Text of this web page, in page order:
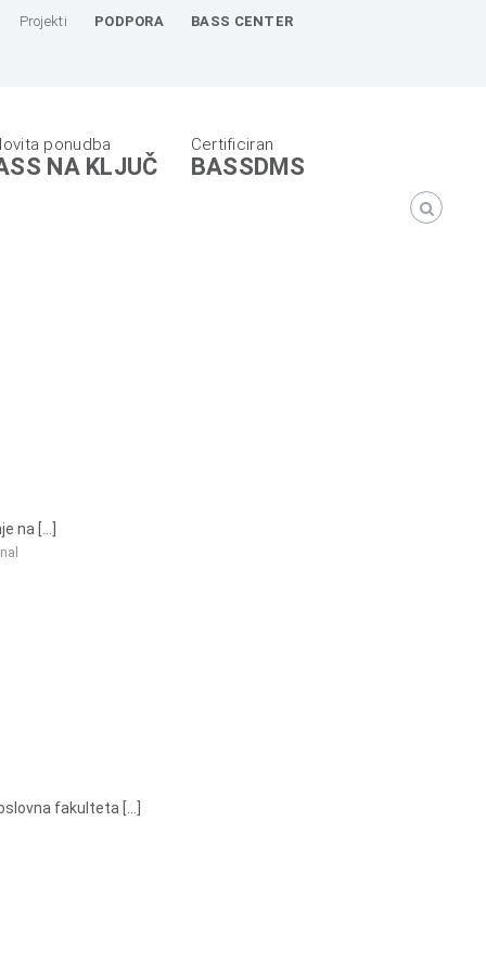
Projekti PODPORA BASS CENTER
NA KLJUČ BASSDMS
na [...]
fakulteta [...]